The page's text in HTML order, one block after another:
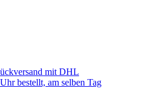
mit DHL
bestellt, am selben Tag